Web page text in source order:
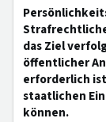
das Ziel
öffentlicher
erforderlich
staatlichen
können.